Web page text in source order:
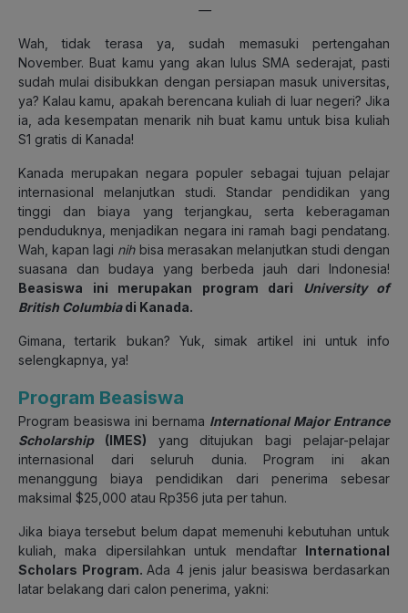
—
Wah, tidak terasa ya, sudah memasuki pertengahan
November. Buat kamu yang akan lulus SMA sederajat, pasti
sudah mulai disibukkan dengan persiapan masuk universitas,
ya? Kalau kamu, apakah berencana kuliah di luar negeri? Jika
ia, ada kesempatan menarik nih buat kamu untuk bisa kuliah
S1 gratis di Kanada!
Kanada merupakan negara populer sebagai tujuan pelajar
internasional melanjutkan studi. Standar pendidikan yang
tinggi dan biaya yang terjangkau, serta keberagaman
penduduknya, menjadikan negara ini ramah bagi pendatang.
Wah, kapan lagi nihbisa merasakan melanjutkan studi dengan
suasana dan budaya yang berbeda jauh dari Indonesia!
Beasiswa ini merupakan program dari University of
British Columbiadi Kanada.
Gimana, tertarik bukan? Yuk, simak artikel ini untuk info
selengkapnya, ya!
Program Beasiswa
Program beasiswa ini bernama International Major Entrance
Scholarship(IMES) yang ditujukan bagi pelajar-pelajar
internasional dari seluruh dunia. Program ini akan
menanggung biaya pendidikan dari penerima sebesar
maksimal $25,000 atau Rp356 juta per tahun.
Jika biaya tersebut belum dapat memenuhi kebutuhan untuk
kuliah, maka dipersilahkan untuk mendaftar International
Scholars Program.Ada 4 jenis jalur beasiswa berdasarkan
latar belakang dari calon penerima, yakni: